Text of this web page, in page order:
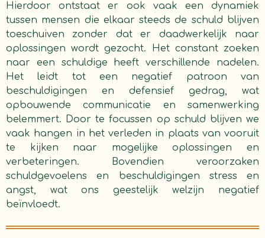
Hierdoor ontstaat er ook vaak een dynamiek
tussen mensen die elkaar steeds de schuld blijven
toeschuiven zonder dat er daadwerkelijk naar
oplossingen wordt gezocht. Het constant zoeken
naar een schuldige heeft verschillende nadelen.
Het leidt tot een negatief patroon van
beschuldigingen en defensief gedrag, wat
opbouwende communicatie en samenwerking
belemmert. Door te focussen op schuld blijven we
vaak hangen in het verleden in plaats van vooruit
te kijken naar mogelijke oplossingen en
verbeteringen. Bovendien veroorzaken
schuldgevoelens en beschuldigingen stress en
angst, wat ons geestelijk welzijn negatief
beïnvloedt.